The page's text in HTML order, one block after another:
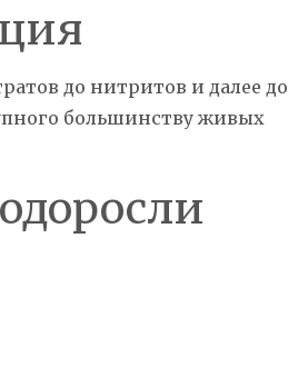
до нитритов и далее до
большинству живых